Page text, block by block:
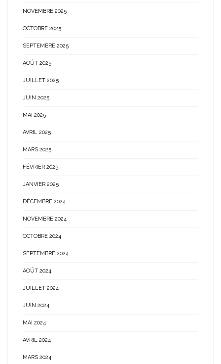
NOVEMBRE 2025
OCTOBRE 2025
SEPTEMBRE 2025
AOÛT 2025
JUILLET 2025
JUIN 2025
MAI 2025
AVRIL 2025
MARS 2025
FÉVRIER 2025
JANVIER 2025
DÉCEMBRE 2024
NOVEMBRE 2024
OCTOBRE 2024
SEPTEMBRE 2024
AOÛT 2024
JUILLET 2024
JUIN 2024
MAI 2024
AVRIL 2024
MARS 2024